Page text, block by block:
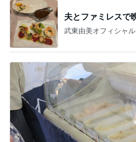
[PR]夏の旅行3泊4
Amebaトピックス 1
(長期保存カレーラ
たかたんのコストコ通
子どもが1人で留